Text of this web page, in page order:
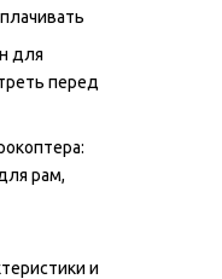
для
перед
рам,
и